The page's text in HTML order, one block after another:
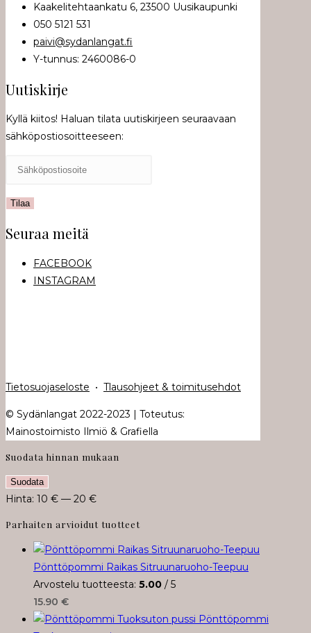
Kaakelitehtaankatu 6, 23500 Uusikaupunki
050 5121 531
paivi@sydanlangat.fi
Y-tunnus: 2460086-0
Uutiskirje
Kyllä kiitos! Haluan tilata uutiskirjeen seuraavaan
sähköpostiosoitteeseen:
Seuraa meitä
FACEBOOK
INSTAGRAM
Tietosuojaseloste • Tlausohjeet & toimitusehdot
© Sydänlangat 2022-2023 | Toteutus:
Mainostoimisto Ilmiö & Grafiella
Suodata hinnan mukaan
Minimihinta
Maksimihinta
Suodata
Hinta: 10 € — 20 €
Parhaiten arvioidut tuotteet
Pönttöpommi Raikas Sitruunaruoho-Teepuu
Arvostelu tuotteesta: 5.00 / 5
15.90 €
Pönttöpommi